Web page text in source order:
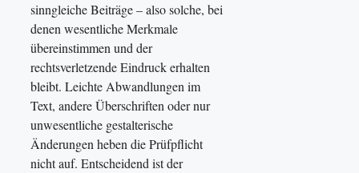
sinngleiche Beiträge – also solche, bei
denen wesentliche Merkmale
übereinstimmen und der
rechtsverletzende Eindruck erhalten
bleibt. Leichte Abwandlungen im
Text, andere Überschriften oder nur
unwesentliche gestalterische
Änderungen heben die Prüfpflicht
nicht auf. Entscheidend ist der